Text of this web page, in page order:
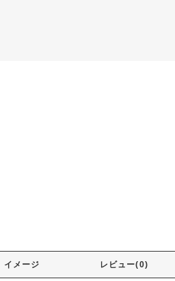
イメージ レビュー(0)